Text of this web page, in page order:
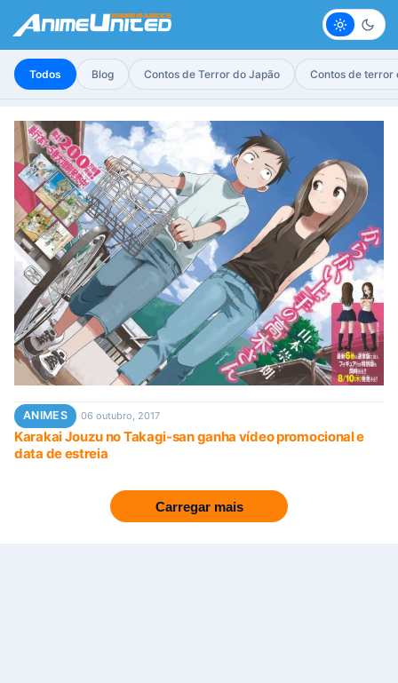
Claro
Todos Blog Contos de Terror do Japão Contos de terror
ANIMES 06 outubro, 2017
Karakai Jouzu no Takagi-san ganha vídeo promocional e
data de estreia
Carregar mais